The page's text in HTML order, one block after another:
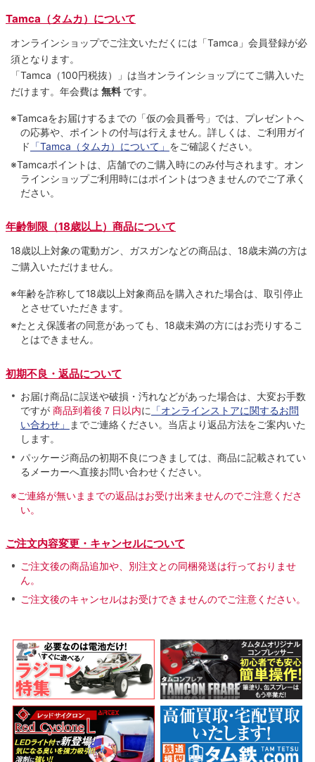
Tamca（タムカ）について
オンラインショップでご注⽂いただくには「Tamca」会員登録が必
須となります。
「Tamca （100円税抜）
」は当オンラインショップにてご購⼊いた
だけます。 年会費は 無料 です。
※Tamcaをお届けするまでの「仮の会員番号」では、プレゼントへ
の応募や、ポイントの付与は⾏えません。詳しくは、ご利⽤ガイ
ド 「Tamca（タムカ）について」 をご確認ください。
※Tamcaポイントは、店舗でのご購⼊時にのみ付与されます。オン
ラインショップご利用時にはポイントはつきませんのでご了承く
ださい。
年齢制限（18歳以上）商品について
18歳以上対象の電動ガン、ガスガンなどの商品は、18歳未満の方は
ご購入いただけません。
※年齢を詐称して18歳以上対象商品を購入された場合は、取引停止
とさせていただきます。
※たとえ保護者の同意があっても、18歳未満の方にはお売りするこ
とはできません。
初期不良・返品について
お届け商品に誤送や破損・汚れなどがあった場合は、大変お手数
ですが 商品到着後７日以内に 「オンラインストアに関するお問
い合わせ」
までご連絡ください。当店より返品方法をご案内いた
します。
パッケージ商品の初期不良につきましては、商品に記載されてい
るメーカーへ直接お問い合わせください。
※ご連絡が無いままでの返品はお受け出来ませんのでご注意くださ
い。
ご注文内容変更・キャンセルについて
ご注文後の商品追加や、別注文との同梱発送は行っておりませ
ん。
ご注文後のキャンセルはお受けできませんのでご注意ください。